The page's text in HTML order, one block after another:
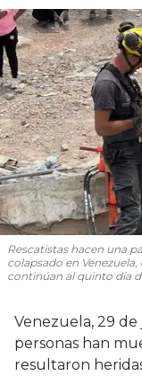
Rescatistas hacen una
colapsado en
continúan al quinto día
Venezuela, 29 de
personas han
resultaron